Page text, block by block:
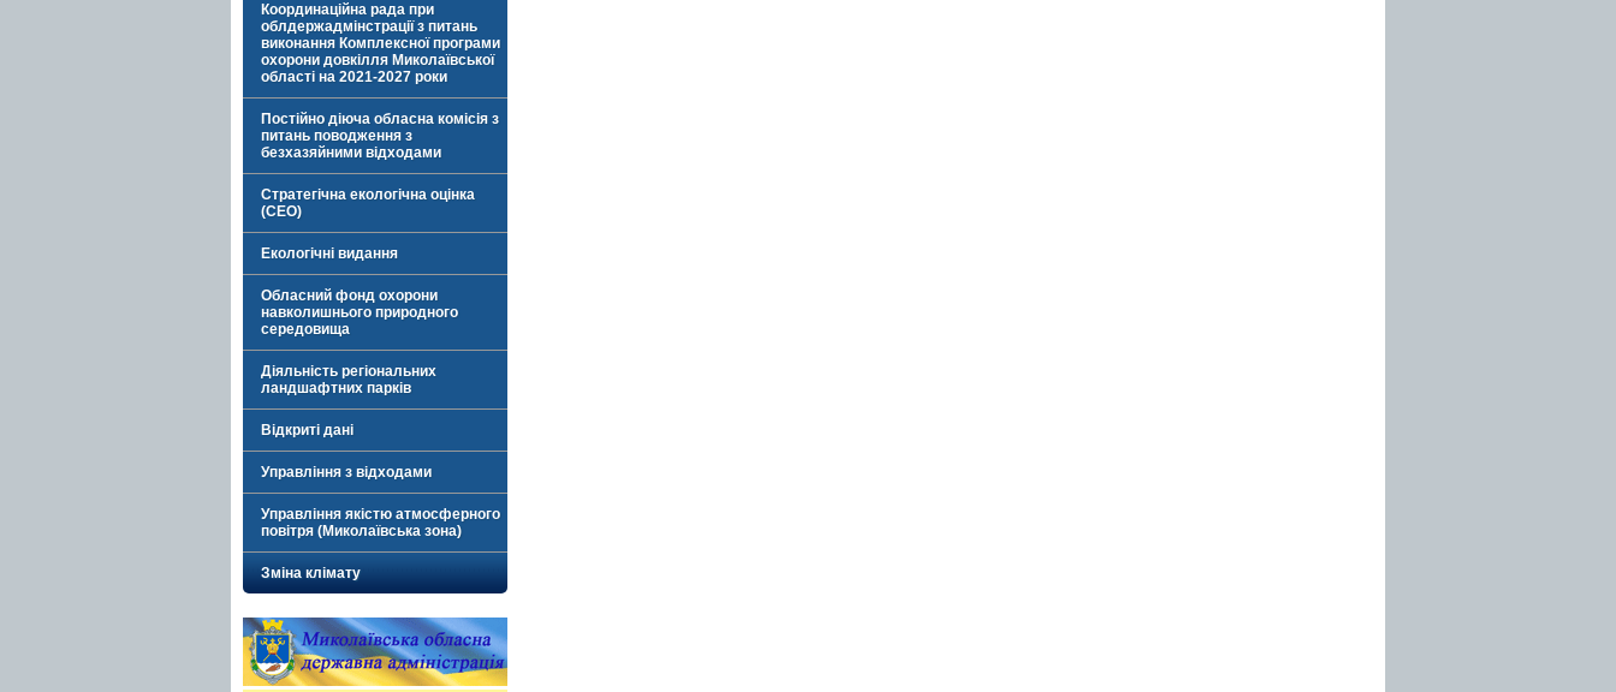
Координаційна рада при
облдержадмінстрації з питань
виконання Комплексної програми
охорони довкілля Миколаївської
області на 2021-2027 роки
Постійно діюча обласна комісія з
питань поводження з
безхазяйними відходами
Стратегічна екологічна оцінка
(СЕО)
Екологічні видання
Обласний фонд охорони
навколишнього природного
середовища
Діяльність регіональних
ландшафтних парків
Відкриті дані
Управління з відходами
Управління якістю атмосферного
повітря (Миколаївська зона)
Зміна клімату